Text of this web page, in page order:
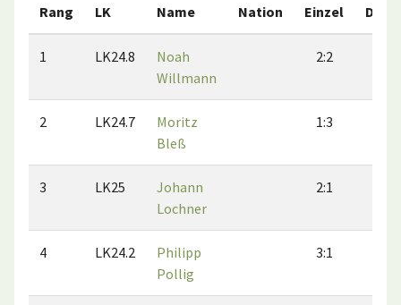
Rang LK Name Nation Einzel
1 LK24.8
Noah
Willmann
2:2
2 LK24.7
Moritz
Bleß
1:3
3 LK25
Johann
Lochner
2:1
4 LK24.2
Philipp
Pollig
3:1